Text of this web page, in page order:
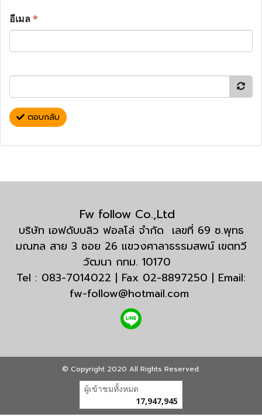
อีเมล*
ตอบกลับ
Fw follow Co.,Ltd
บริษัท เอฟดับบลิว ฟอลโล่ จำกัด เลขที่ 69 ซ.พุทธ
มณฑล สาย 3 ซอย 26 แขวงศาลาธรรมสพน์ เขตทวี
วัฒนา กทม. 10170
Tel : 083-7014022 | Fax 02-8897250 | Email:
fw-follow@hotmail.com
© Copyright 2020 All Rights Reserved.
ผู้เข้าชมวันนี้
Powered byMakeWebEasy.com